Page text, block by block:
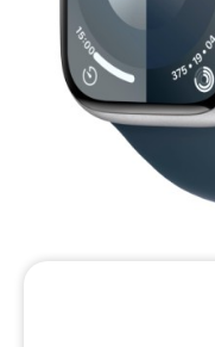
Доставка
Самовывоз
Trade-In